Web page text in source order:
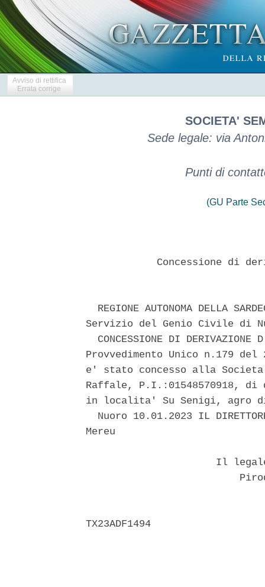
Avviso di rettifica
Errata corrige
SOCIETA'
Sede legale: via
Punti di
(GU Parte
Concessione di
REGIONE AUTONOMA DELLA
Servizio del Genio Civile di
CONCESSIONE DI DERIVAZIONE
Provvedimento Unico n.179
e' stato concesso alla
Raffale, P.I.:01548570918,
in localita' Su Senigi, agro
Nuoro 10.01.2023 IL
Mereu
Il